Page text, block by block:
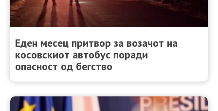
Еден месец притвор за возачот на
косовскиот автобус поради
опасност од бегство